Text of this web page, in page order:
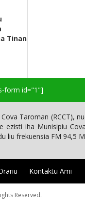
Tinan
form id="1"]
Taroman (RCCT),
ezisti iha Munisipiu
liu frekuensia FM 94,5
Kontaktu Ami
Reserved.